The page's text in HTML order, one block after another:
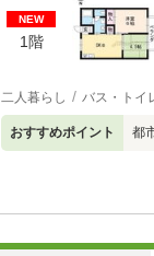
NEW
1階
二人暮らし バス・トイ
おすすめポイント 都